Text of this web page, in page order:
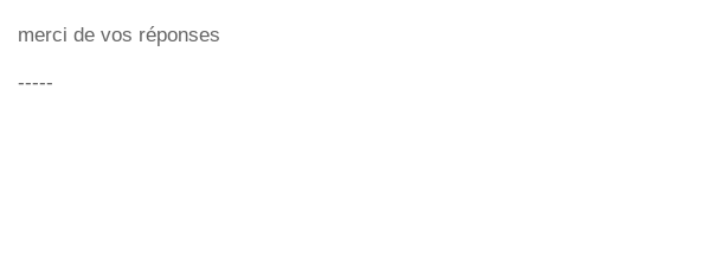
merci de vos réponses
-----